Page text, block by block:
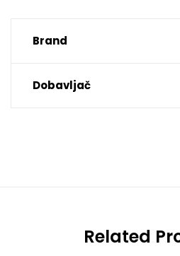
Brand
Dobavljač
Related